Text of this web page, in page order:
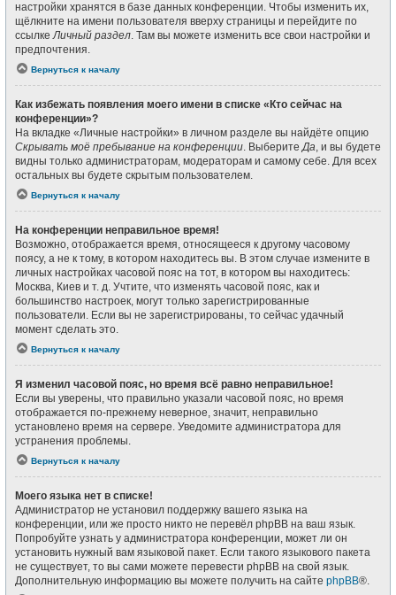
настройки хранятся в базе данных конференции. Чтобы изменить их,
щёлкните на имени пользователя вверху страницы и перейдите по
ссылкеЛичный раздел. Там вы можете изменить все свои настройки и
предпочтения.
Вернуться к началу
Как избежать появления моего имени в списке «Кто сейчас на
конференции»?
На вкладке «Личные настройки» в личном разделе вы найдёте опцию
Скрывать моё пребывание на конференции. ВыберитеДа, и вы будете
видны только администраторам, модераторам и самому себе. Для всех
остальных вы будете скрытым пользователем.
Вернуться к началу
На конференции неправильное время!
Возможно, отображается время, относящееся к другому часовому
поясу, а не к тому, в котором находитесь вы. В этом случае измените в
личных настройках часовой пояс на тот, в котором вы находитесь:
Москва, Киев и т. д. Учтите, что изменять часовой пояс, как и
большинство настроек, могут только зарегистрированные
пользователи. Если вы не зарегистрированы, то сейчас удачный
момент сделать это.
Вернуться к началу
Я изменил часовой пояс, но время всё равно неправильное!
Если вы уверены, что правильно указали часовой пояс, но время
отображается по-прежнему неверное, значит, неправильно
установлено время на сервере. Уведомите администратора для
устранения проблемы.
Вернуться к началу
Моего языка нет в списке!
Администратор не установил поддержку вашего языка на
конференции, или же просто никто не перевёл phpBB на ваш язык.
Попробуйте узнать у администратора конференции, может ли он
установить нужный вам языковой пакет. Если такого языкового пакета
не существует, то вы сами можете перевести phpBB на свой язык.
Дополнительную информацию вы можете получить на сайте phpBB®.